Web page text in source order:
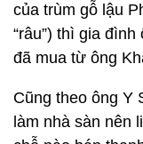
của trùm gỗ lậu
“râu”) thì gia
đã mua từ ông
Cũng theo ông Y
làm nhà sàn nên